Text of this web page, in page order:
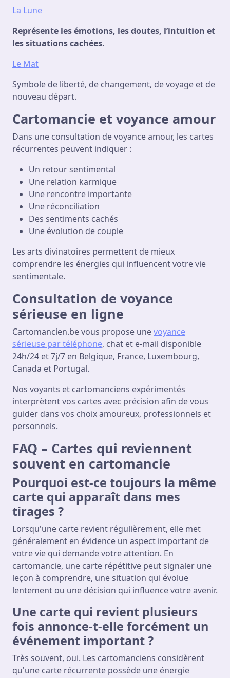
La Lune
Représente les émotions, les doutes, l’intuition et
les situations cachées.
Le Mat
Symbole de liberté, de changement, de voyage et de
nouveau départ.
Cartomancie et voyance amour
Dans une consultation de voyance amour, les cartes
récurrentes peuvent indiquer :
Un retour sentimental
Une relation karmique
Une rencontre importante
Une réconciliation
Des sentiments cachés
Une évolution de couple
Les arts divinatoires permettent de mieux
comprendre les énergies qui influencent votre vie
sentimentale.
Consultation de voyance
sérieuse en ligne
Cartomancien.be vous propose unevoyance
sérieuse par téléphone, chat et e-mail disponible
24h/24 et 7j/7 en Belgique, France, Luxembourg,
Canada et Portugal.
Nos voyants et cartomanciens expérimentés
interprètent vos cartes avec précision afin de vous
guider dans vos choix amoureux, professionnels et
personnels.
FAQ – Cartes qui reviennent
souvent en cartomancie
Pourquoi est-ce toujours la même
carte qui apparaît dans mes
tirages ?
Lorsqu'une carte revient régulièrement, elle met
généralement en évidence un aspect important de
votre vie qui demande votre attention. En
cartomancie, une carte répétitive peut signaler une
leçon à comprendre, une situation qui évolue
lentement ou une décision qui influence votre avenir.
Une carte qui revient plusieurs
fois annonce-t-elle forcément un
événement important ?
Très souvent, oui. Les cartomanciens considèrent
qu'une carte récurrente possède une énergie